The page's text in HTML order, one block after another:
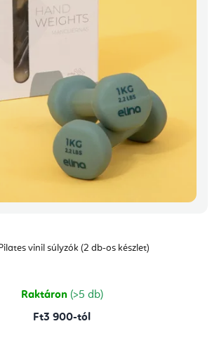
vinil súlyzók (2 db-os készlet)
Raktáron (>5 db)
Ft3 900-tól